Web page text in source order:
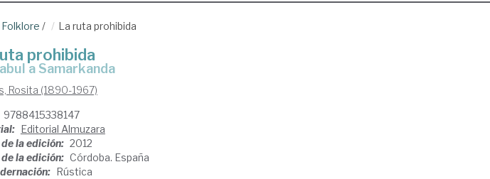
/ La ruta prohibida
prohibida
a Samarkanda
Rosita (1890-1967)
9788415338147
Editorial Almuzara
de la edición: 2012
la edición: Córdoba. España
Rústica